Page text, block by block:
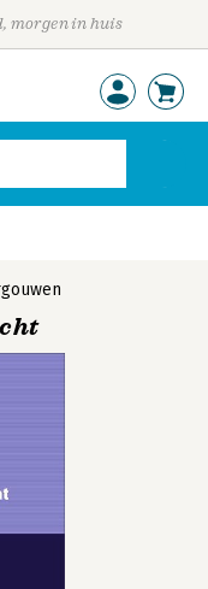
morgen in huis